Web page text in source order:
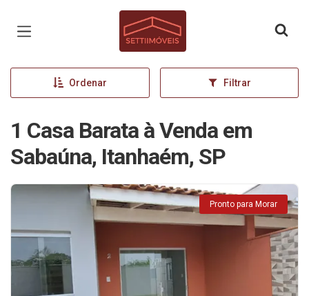
Página inicial
Ordenar Filtrar
1 Casa Barata à Venda em
Sabaúna, Itanhaém, SP
Pronto para Morar